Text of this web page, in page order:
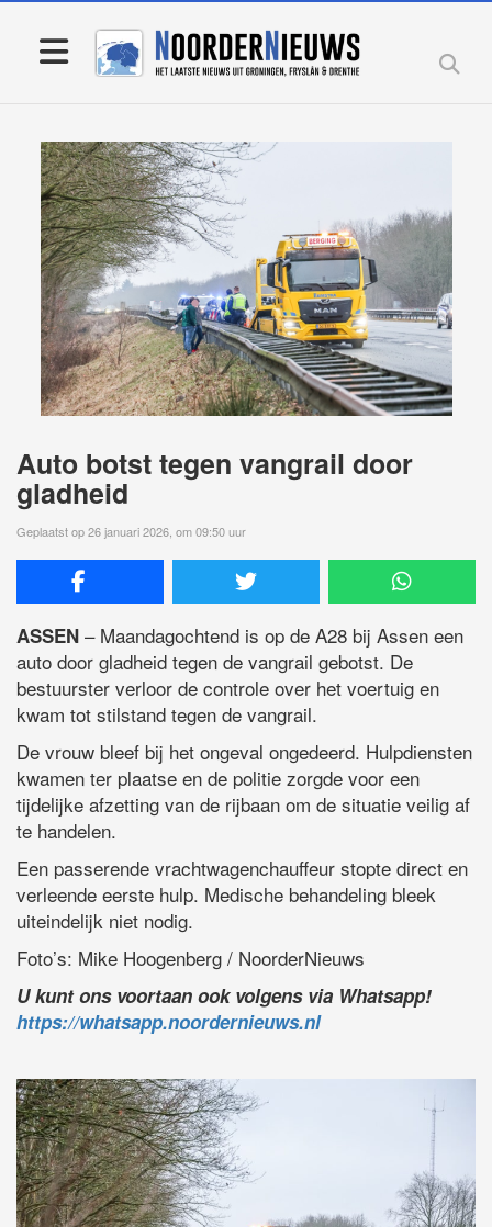
Auto botst tegen vangrail door
gladheid
Geplaatst op 26 januari 2026, om 09:50 uur
ASSEN – Maandagochtend is op de A28 bij Assen een
auto door gladheid tegen de vangrail gebotst. De
bestuurster verloor de controle over het voertuig en
kwam tot stilstand tegen de vangrail.
De vrouw bleef bij het ongeval ongedeerd. Hulpdiensten
kwamen ter plaatse en de politie zorgde voor een
tijdelijke afzetting van de rijbaan om de situatie veilig af
te handelen.
Een passerende vrachtwagenchauffeur stopte direct en
verleende eerste hulp. Medische behandeling bleek
uiteindelijk niet nodig.
Foto’s: Mike Hoogenberg / NoorderNieuws
U kunt ons voortaan ook volgens via Whatsapp!
https://whatsapp.noordernieuws.nl